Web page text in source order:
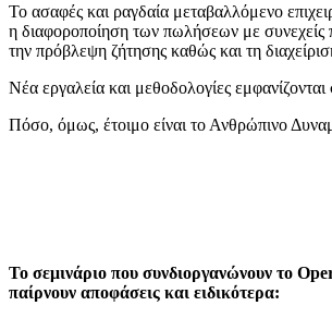
Το ασαφές και ραγδαία μεταβαλλόμενο
η διαφοροποίηση των πωλήσεων με συνεχείς
την πρόβλεψη ζήτησης καθώς και τη
Νέα εργαλεία και μεθοδολογίες
Πόσο, όμως, έτοιμο είναι το Ανθρώπινο
Το σεμινάριο που συνδιοργανώνουν το
παίρνουν αποφάσεις και ειδικότερα: